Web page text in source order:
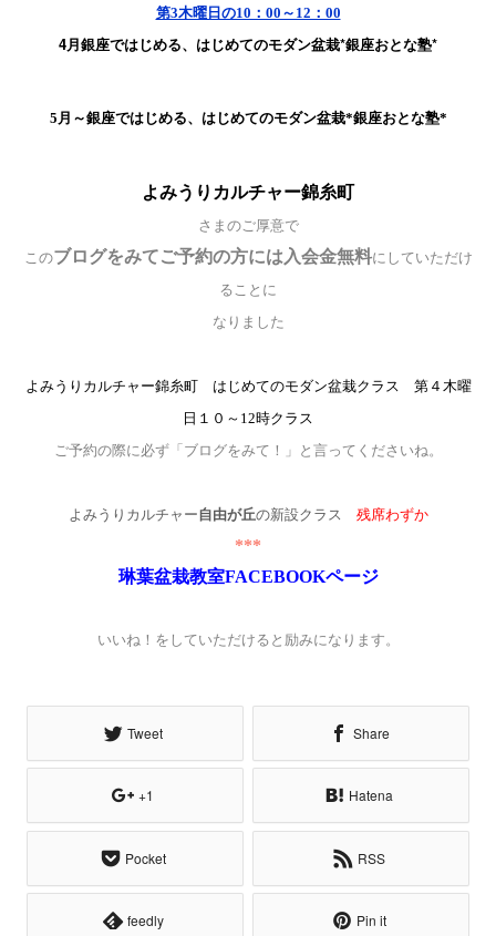
第3木曜日の10：00～12：00
4月銀座ではじめる、はじめてのモダン盆栽*銀座おとな塾*
5月～銀座ではじめる、はじめてのモダン盆栽*銀座おとな塾*
よみうりカルチャー錦糸町
さまのご厚意で
このブログをみてご予約の方には入会金無料にしていただけ
ることに
なりました
よみうりカルチャー錦糸町 はじめてのモダン盆栽クラス 第４木曜
日１０～12時クラス
ご予約の際に必ず「ブログをみて！」と言ってくださいね。
よみうりカルチャー自由が丘の新設クラス 残席わずか
***
琳葉盆栽教室FACEBOOKページ
いいね！をしていただけると励みになります。
Tweet Share
+1 Hatena
Pocket RSS
feedly Pin it